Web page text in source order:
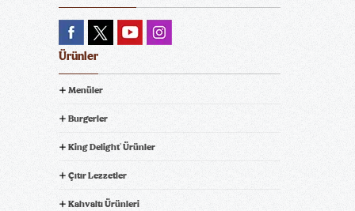
Ürünler
Menüler
Burgerler
King Delight® Ürünler
Çıtır Lezzetler
Kahvaltı Ürünleri